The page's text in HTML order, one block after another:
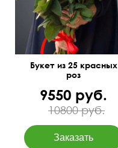
Букет из 25 красных
роз
9550 руб.
10800 руб.